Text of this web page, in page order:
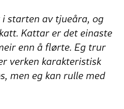
starten av tjueåra, og
Kattar er det einaste
enn å flørte. Eg trur
verken karakteristisk
men eg kan rulle med